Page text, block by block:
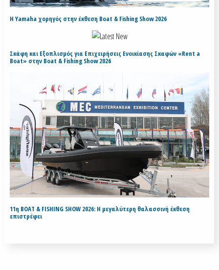
H Yamaha χορηγός στην έκθεση Boat & Fishing Show 2026
Σκάφη και Εξοπλισμός για Επιχειρήσεις Ενοικίασης Σκαφών «Rent a
Boat» στην Boat & Fishing Show 2026
11η BOAT & FISHING SHOW 2026: Η μεγαλύτερη θαλασσινή έκθεση
επιστρέφει